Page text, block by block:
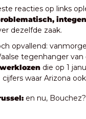
reacties op links
dezelfde zaak.
opvallend:
tegenhanger van
die op 1
waar Arizona
en nu, Bouchez?